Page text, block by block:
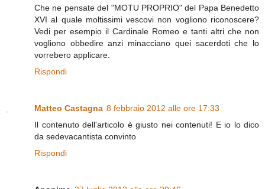
Che ne pensate del "MOTU PROPRIO" del Papa Benedetto
XVI al quale moltissimi vescovi non vogliono riconoscere?
Vedi per esempio il Cardinale Romeo e tanti altri che non
vogliono obbedire anzi minacciano quei sacerdoti che lo
vorrebero applicare.
Rispondi
Matteo Castagna 8 febbraio 2012 alle ore 17:33
Il contenuto dell'articolo è giusto nei contenuti! E io lo dico
da sedevacantista convinto
Rispondi